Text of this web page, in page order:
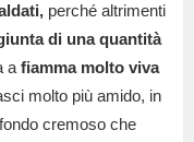
perché altrimenti
di una quantità
a fiamma molto viva
molto più amido, in
cremoso che